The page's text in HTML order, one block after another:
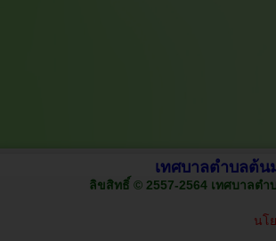
เทศบาลตำบลต้น
ลิขสิทธิ์ © 2557-2564 เทศบาลตำ
นโ